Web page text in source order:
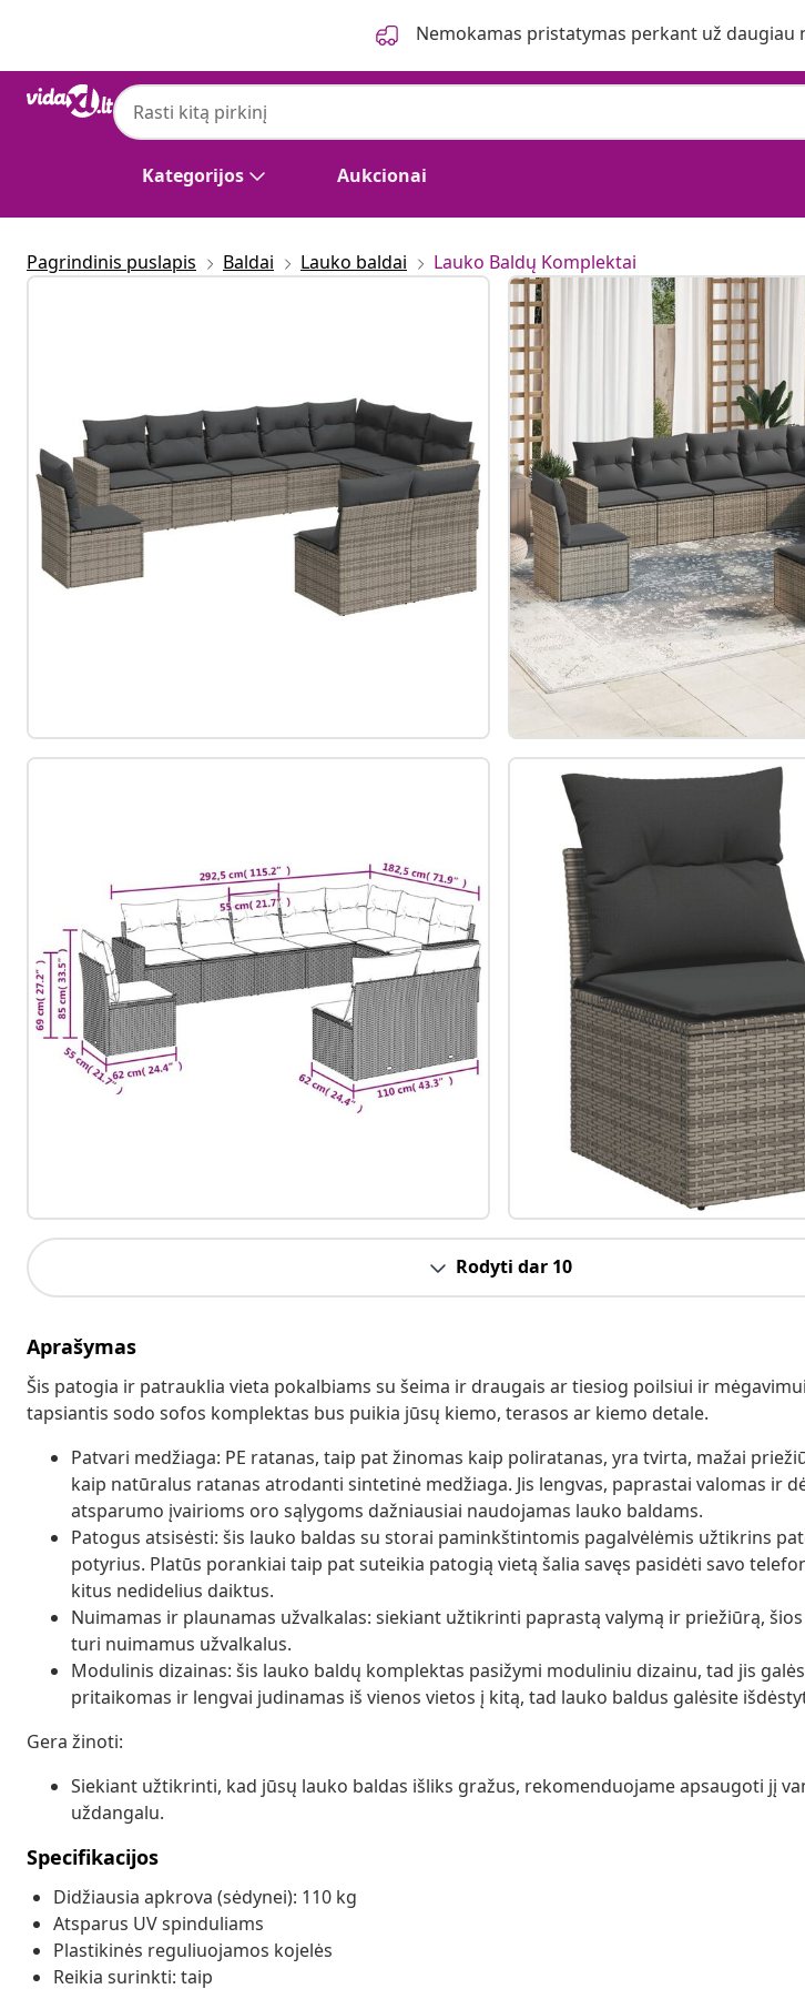
Nemokamas pristatymas perkant už daugiau
Kategorijos Aukcionai
Pagrindinis puslapis Baldai Lauko baldai Lauko Baldų Komplektai
Rodyti dar 10
Aprašymas
Šis patogia ir patrauklia vieta pokalbiams su šeima ir draugais ar tiesiog poilsiui ir
tapsiantis sodo sofos komplektas bus puikia jūsų kiemo, terasos ar kiemo detale.
Patvari medžiaga: PE ratanas, taip pat žinomas kaip poliratanas, yra tvirta, mažai
kaip natūralus ratanas atrodanti sintetinė medžiaga. Jis lengvas, paprastai valomas ir
atsparumo įvairioms oro sąlygoms dažniausiai naudojamas lauko baldams.
Patogus atsisėsti: šis lauko baldas su storai paminkštintomis pagalvėlėmis užtikrins
potyrius. Platūs porankiai taip pat suteikia patogią vietą šalia savęs pasidėti savo
kitus nedidelius daiktus.
Nuimamas ir plaunamas užvalkalas: siekiant užtikrinti paprastą valymą ir priežiūrą,
turi nuimamus užvalkalus.
Modulinis dizainas: šis lauko baldų komplektas pasižymi moduliniu dizainu, tad jis
pritaikomas ir lengvai judinamas iš vienos vietos į kitą, tad lauko baldus galėsite
Gera žinoti:
Siekiant užtikrinti, kad jūsų lauko baldas išliks gražus, rekomenduojame apsaugoti jį
uždangalu.
Specifikacijos
Didžiausia apkrova (sėdynei): 110 kg
Atsparus UV spinduliams
Plastikinės reguliuojamos kojelės
Reikia surinkti: taip